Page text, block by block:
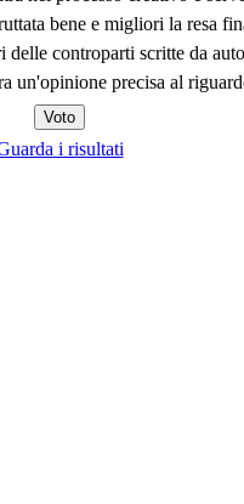
bene e migliori la resa
controparti scritte da
un'opinione precisa al
i risultati